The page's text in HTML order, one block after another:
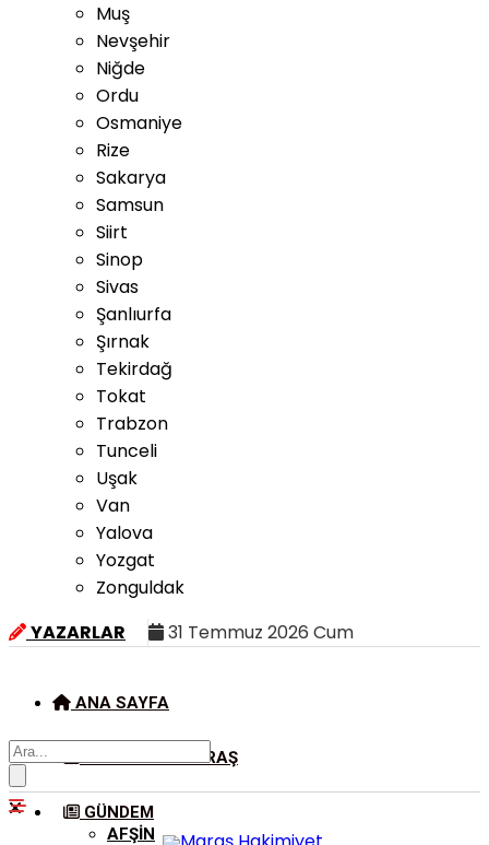
Muş
Nevşehir
Niğde
Ordu
Osmaniye
Rize
Sakarya
Samsun
Siirt
Sinop
Sivas
Şanlıurfa
Şırnak
Tekirdağ
Tokat
Trabzon
Tunceli
Uşak
Van
Yalova
Yozgat
Zonguldak
YAZARLAR
31 Temmuz 2026 Cum
ANA SAYFA
KAHRAMANMARAŞ
AFŞIN
GÜNDEM